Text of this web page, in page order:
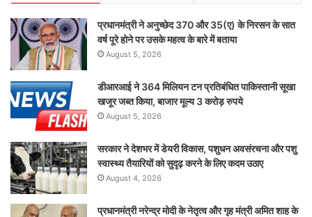
प्रधानमंत्री ने अनुच्छेद 370 और 35(ए) के निरसन के सात
वर्ष पूरे होने पर उसके महत्व के बारे में बताया
August 5, 2026
डीआरआई ने 364 मिलियन टन प्रतिबंधित पाकिस्तानी सूखा
खजूर जब्त किया, बाजार मूल्य 3 करोड़ रुपये
August 5, 2026
सरकार ने देशभर में डेयरी विकास, पशुधन अवसंरचना और पशु
स्वास्थ्य तैयारियों को सुदृढ़ करने के लिए कदम उठाए
August 4, 2026
प्रधानमंत्री नरेन्द्र मोदी के नेतृत्व और गृह मंत्री अमित शाह के